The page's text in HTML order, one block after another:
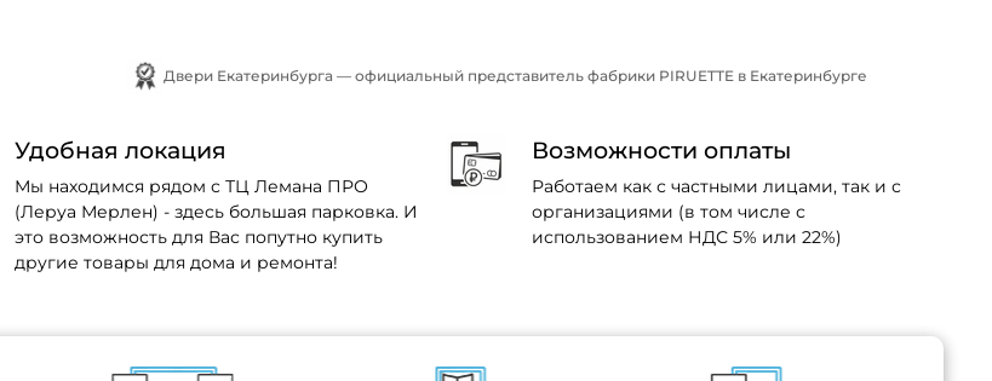
Двери Екатеринбурга — официальный представитель фабрики PIRUETTE в Екатеринбурге
Удобная локация
Мы находимся рядом с ТЦ Лемана ПРО
(Леруа Мерлен) - здесь большая парковка. И
это возможность для Вас попутно купить
другие товары для дома и ремонта!
Возможности оплаты
Работаем как с частными лицами, так и с
организациями (в том числе с
использованием НДС 5% или 22%)